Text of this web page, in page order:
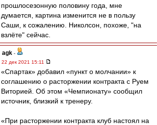
прошлосезонную половину года, мне
думается, картина изменится не в пользу
Саши, к сожалению. Николсон, похоже, "на
взлёте" сейчас.
agk -
22 дек 2021 15:11
«Спартак» добавил «пункт о молчании» к
соглашению о расторжении контракта с Руем
Виторией. Об этом «Чемпионату» сообщил
источник, близкий к тренеру.
«При расторжении контракта клуб настоял на